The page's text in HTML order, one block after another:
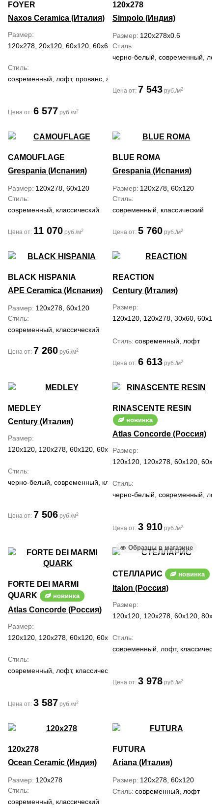
FOYER
Naxos Ceramica (Италия)
Размер
120x278, 20x120, 60x120, 60x60
Стиль
современный, лофт, прованс, ар деко, рустика, романтизм
Цена от: 6 577 руб./м2
120x278
Simpolo (Индия)
Размер 120x278x0.6
Стиль
черно-белый, современный,
Цена от: 7 543 руб./м2
CAMOUFLAGE
Grespania (Испания)
Размер 120x278, 60x120
Стиль
современный, классический
Цена от: 11 070 руб./м2
BLUE ROMA
Grespania (Испания)
Размер 120x278, 60x120
Стиль
современный, классический
Цена от: 5 760 руб./м2
BLACK HISPANIA
APE Ceramica (Испания)
Размер 120x278, 60x120
Стиль
современный, классический
Цена от: 7 260 руб./м2
REACTION
Century (Италия)
Размер
120x120, 120x278, 30x60,
Стиль современный, лофт
Цена от: 6 613 руб./м2
MEDLEY
Century (Италия)
Размер
120x120, 120x278, 60x120, 60x60
Стиль
черно-белый, современный, классический
Цена от: 7 506 руб./м2
RINASCENTE RESIN
новинка
Atlas Concorde (Россия)
Размер
120x120, 120x278, 60x120,
Стиль
черно-белый, современный,
Цена от: 3 910 руб./м2
FORTE DEI MARMI
QUARK
новинка
Atlas Concorde (Россия)
Размер
120x120, 120x278, 60x120, 60x60, 80x160, 80x80
Стиль
современный, лофт, классический
Цена от: 3 587 руб./м2
Образцы в магазине
СТЕЛЛАРИС новинка
Italon (Россия)
Размер
120x120, 120x278, 60x120,
Стиль
современный, лофт,
Цена от: 3 978 руб./м2
120x278
Ocean Ceramic (Индия)
Размер 120x278
Стиль
современный, классический
FUTURA
Ariana (Италия)
Размер 120x278, 60x120
Стиль современный, лофт